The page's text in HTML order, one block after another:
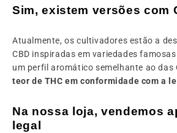
Sim, existem versões com
Atualmente, os cultivadores estão a
CBD inspiradas em variedades
um perfil aromático semelhante ao das
teor de THC em conformidade com a
Na nossa loja, vendemos
legal